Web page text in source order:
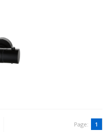
Page: 1